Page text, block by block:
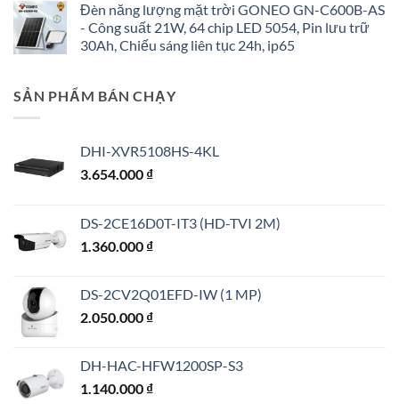
Đèn năng lượng mặt trời GONEO GN-C600B-AS
- Công suất 21W, 64 chip LED 5054, Pin lưu trữ
30Ah, Chiếu sáng liên tục 24h, ip65
SẢN PHẨM BÁN CHẠY
DHI-XVR5108HS-4KL
3.654.000 ₫
DS-2CE16D0T-IT3 (HD-TVI 2M)
1.360.000 ₫
DS-2CV2Q01EFD-IW (1 MP)
2.050.000 ₫
DH-HAC-HFW1200SP-S3
1.140.000 ₫